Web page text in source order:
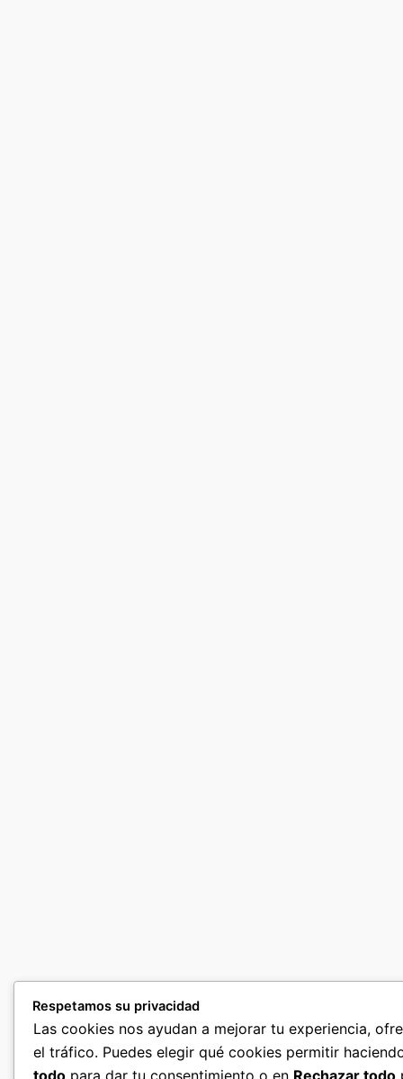
Respetamos su privacidad
Las cookies nos ayudan a mejorar tu experiencia,
el tráfico. Puedes elegir qué cookies permitir